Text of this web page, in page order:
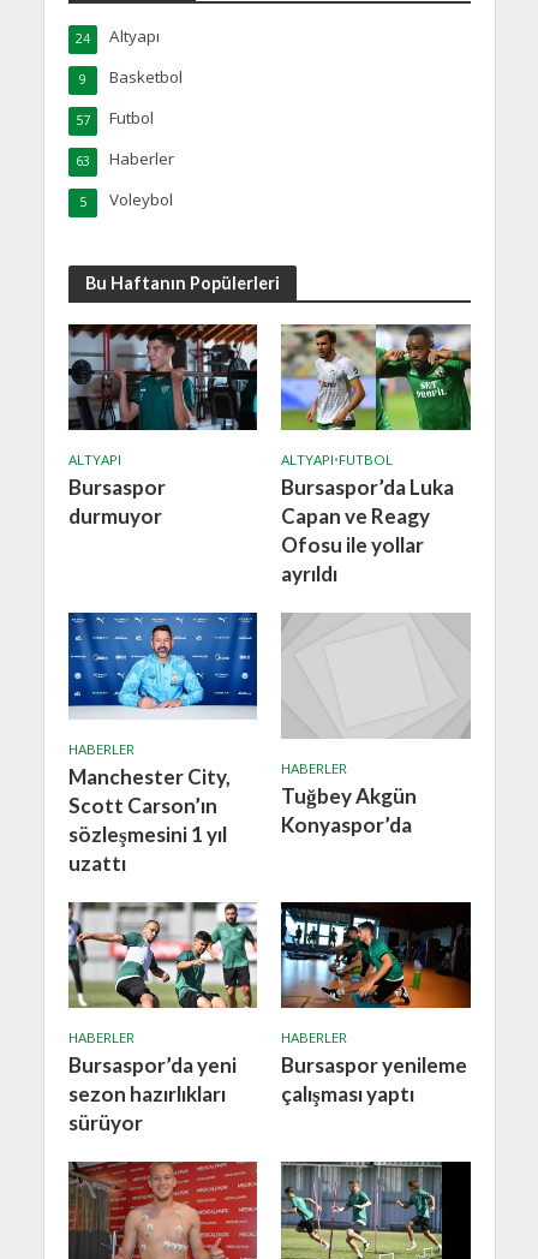
Altyapı
24
Basketbol
9
Futbol
57
Haberler
63
Voleybol
5
Bu Haftanın Popülerleri
ALTYAPI
Bursaspor
durmuyor
ALTYAPI•FUTBOL
Bursaspor’da Luka
Capan ve Reagy
Ofosu ile yollar
ayrıldı
HABERLER
Manchester City,
Scott Carson’ın
sözleşmesini 1 yıl
uzattı
HABERLER
Tuğbey Akgün
Konyaspor’da
HABERLER
Bursaspor’da yeni
sezon hazırlıkları
sürüyor
HABERLER
Bursaspor yenileme
çalışması yaptı